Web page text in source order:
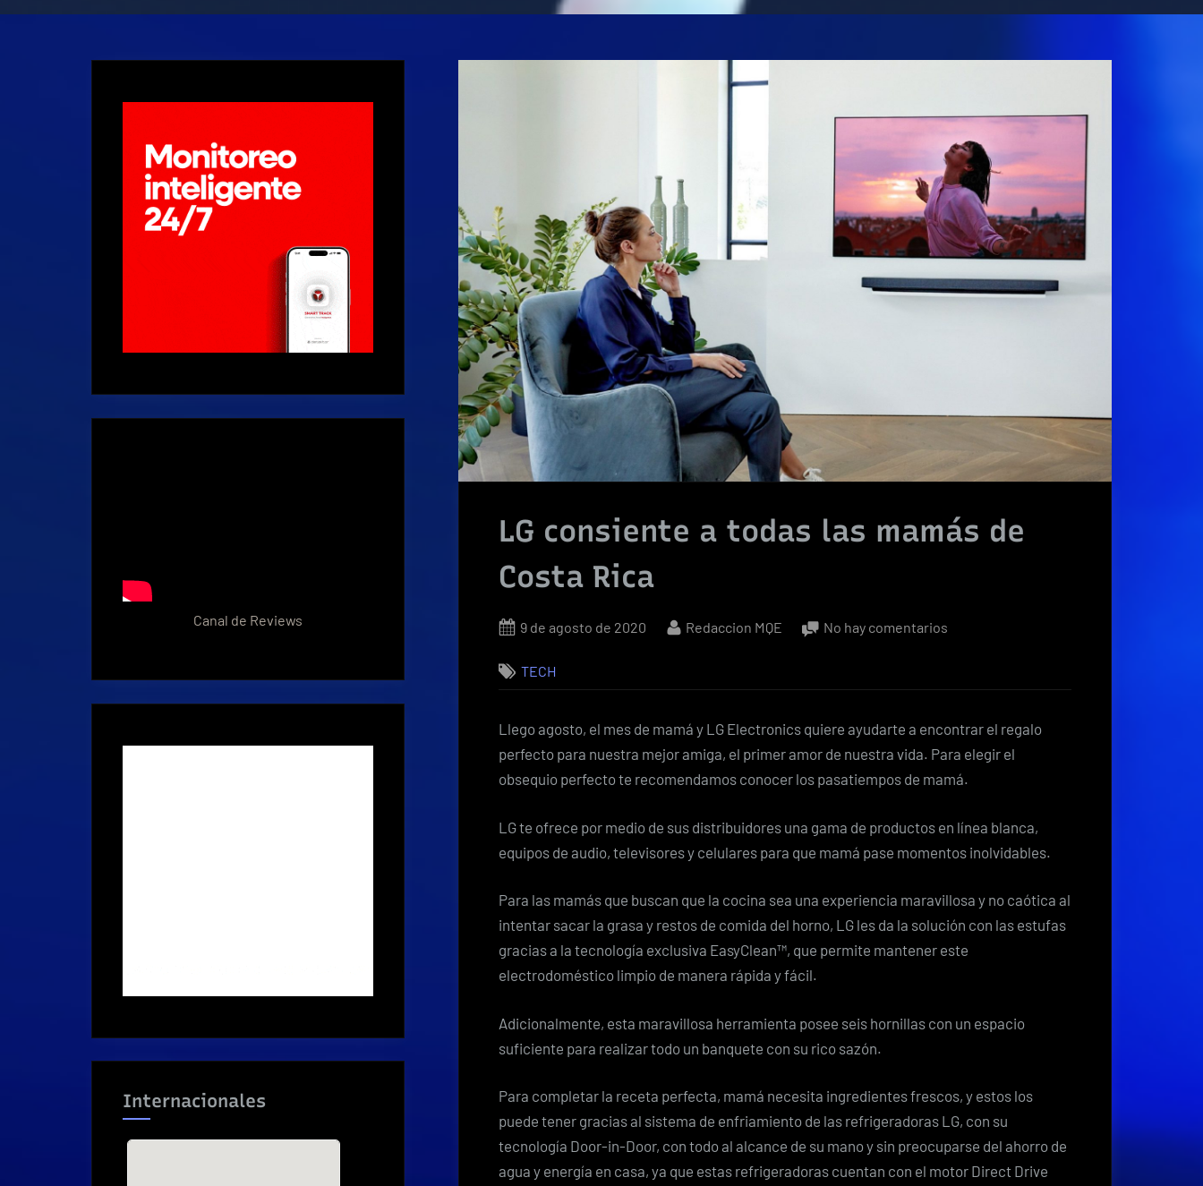
LG consiente a todas las mamás de
Costa Rica
Posted
9 de agosto de 2020 By
Redaccion MQE No hay comentarios
todas
mamás
Costa
TECH
Llego agosto, el mes de mamá y LG Electronics quiere ayudarte a encontrar el regalo
perfecto para nuestra mejor amiga, el primer amor de nuestra vida. Para elegir el
obsequio perfecto te recomendamos conocer los pasatiempos de mamá.
LG te ofrece por medio de sus distribuidores una gama de productos en línea blanca,
equipos de audio, televisores y celulares para que mamá pase momentos inolvidables.
Para las mamás que buscan que la cocina sea una experiencia maravillosa y no caótica al
intentar sacar la grasa y restos de comida del horno, LG les da la solución con las estufas
gracias a la tecnología exclusiva EasyClean™, que permite mantener este
electrodoméstico limpio de manera rápida y fácil.
Adicionalmente, esta maravillosa herramienta posee seis hornillas con un espacio
suficiente para realizar todo un banquete con su rico sazón.
Para completar la receta perfecta, mamá necesita ingredientes frescos, y estos los
puede tener gracias al sistema de enfriamiento de las refrigeradoras LG, con su
tecnología Door-in-Door, con todo al alcance de su mano y sin preocuparse del ahorro de
agua y energía en casa, ya que estas refrigeradoras cuentan con el motor Direct Drive
Canal de Reviews
Internacionales